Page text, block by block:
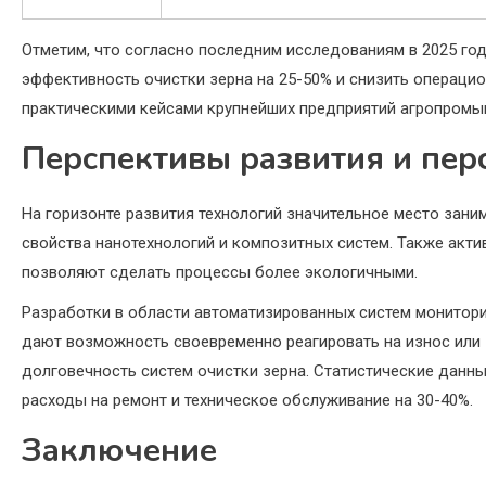
Отметим, что согласно последним исследованиям в 2025
эффективность очистки зерна на 25-50% и снизить
практическими кейсами крупнейших предприятий
Перспективы развития и
На горизонте развития технологий значительное место
свойства нанотехнологий и композитных систем. Также
позволяют сделать процессы более экологичными.
Разработки в области автоматизированных систем
дают возможность своевременно реагировать на износ
долговечность систем очистки зерна. Статистические
расходы на ремонт и техническое обслуживание на 30-40%.
Заключение